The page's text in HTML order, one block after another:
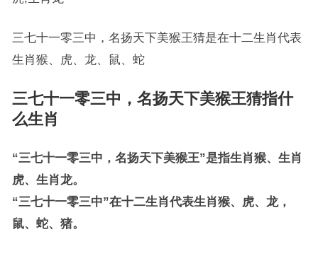
三七十一零三中，名扬天下美猴王猜是在十二生肖代表
生肖猴、虎、龙、鼠、蛇
三七十一零三中，名扬天下美猴王猜指什
么生肖
“三七十一零三中，名扬天下美猴王”是指生肖猴、生肖
虎、生肖龙。
“三七十一零三中”在十二生肖代表生肖猴、虎、龙，
鼠、蛇、猪。